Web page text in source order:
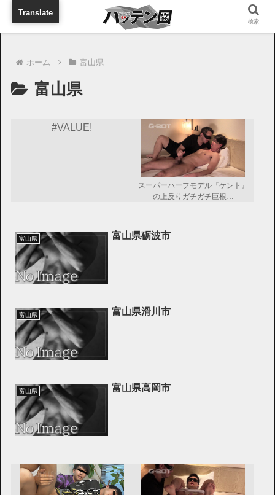
旅行に出張に待ち合わせに
ホーム 富山県
富山県
#VALUE!
スーパーハーフモデル『ケント』
の上反りガチガチ巨根…
富山県 富山県砺波市
富山県 富山県滑川市
富山県 富山県高岡市
検索
Translate